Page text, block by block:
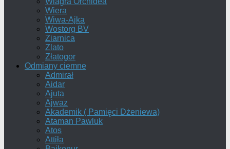
Wiera
Wiwa-Ajka
Wostorg BV
Ziarnica
Zlato
Złatogor
Odmiany ciemne
Admirał
Aidar
Ajuta
Ajwaz
Akademik ( Pamięci Dżeniewa)
Ataman Pawluk
Atos
Attiła